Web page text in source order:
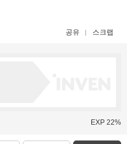
공유 스크랩
EXP 22%